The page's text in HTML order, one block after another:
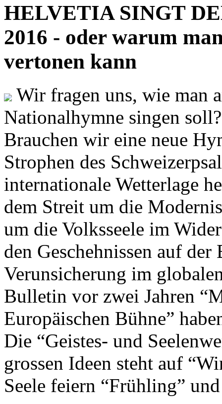
HELVETIA SINGT
2016 - oder warum
vertonen kann
Wir fragen uns, wie man
Nationalhymne singen
Brauchen wir eine neue
Strophen des
internationale Wetterlage
dem Streit um die
um die Volksseele im
den Geschehnissen auf
Verunsicherung im
Bulletin vor zwei Jahren
Europäischen Bühne”
Die “Geistes- und
grossen Ideen steht auf
Seele feiern “Frühling”